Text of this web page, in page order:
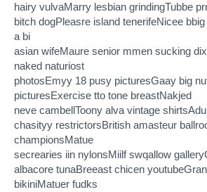
hairy vulvaMarry lesbian grindingTubbe
bitch dogPleasre island tenerifeNicee
a bi
asian wifeMaure senior mmen sucking
naked naturiost
photosEmyy 18 pusy picturesGaay big
picturesExercise tto tone breastNakjed
neve cambellToony alva vintage
chasityy restrictorsBritish amasteur
championsMatue
secrearies iin nylonsMiilf swqallow
albacore tunaBreeast chicen
bikiniMatuer fudks